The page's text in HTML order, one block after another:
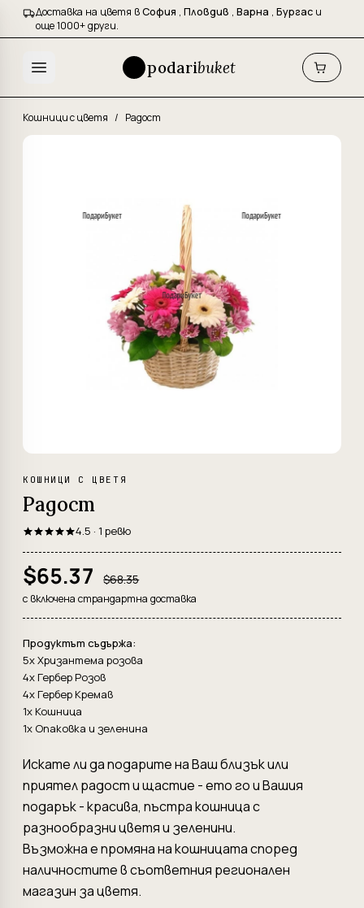
Доставка на цветя вСофия , Пловдив , Варна , Бургас и
още 1000+ други.
podaribuket
Кошници с цветя / Радост
КОШНИЦИ С ЦВЕТЯ
Радост
4.5 · 1 ревю
$65.37 $68.35
с включена страндартна доставка
Продуктът съдържа:
5x Хризантема розова
4x Гербер Розов
4x Гербер Кремав
1x Кошница
1x Опаковка и зеленина
Искате ли да подарите на Ваш близък или
приятел радост и щастие - ето го и Вашия
подарък - красива, пъстра кошница с
разнообразни цветя и зеленини.
Възможна е промяна на кошницата според
наличностите в съответния регионален
магазин за цветя.